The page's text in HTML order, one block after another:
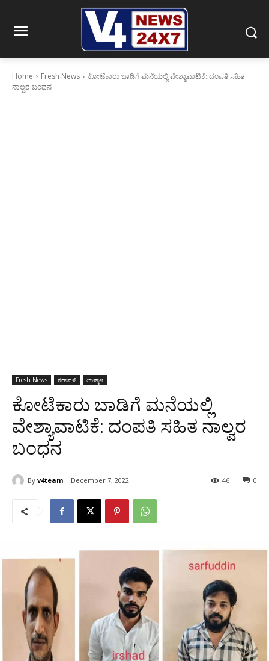
Home Fresh News
ಕೋಟೆಕಾರು ಬಾಡಿಗೆ ಮನೆಯಲ್ಲಿ ವೇಶ್ಯಾವಾಟಿಕೆ: ದಂಪತಿ ಸಹಿತ
ನಾಲ್ವರ ಬಂಧನ
Fresh News ಕರಾವಳಿ ಉಳ್ಳಾಳ
ಕೋಟೆಕಾರು ಬಾಡಿಗೆ ಮನೆಯಲ್ಲಿ
ವೇಶ್ಯಾವಾಟಿಕೆ: ದಂಪತಿ ಸಹಿತ ನಾಲ್ವರ
ಬಂಧನ
By v4team December 7, 2022 0
46